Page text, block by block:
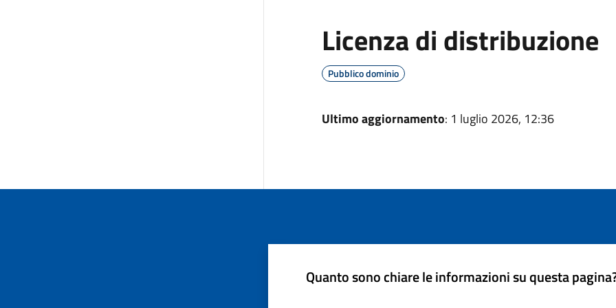
Licenza di distribuzione
Pubblico dominio
Ultimo aggiornamento: 1 luglio 2026, 12:36
Quanto sono chiare le informazioni su questa